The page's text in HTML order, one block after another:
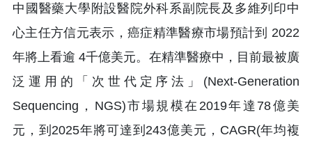
中國醫藥大學附設醫院外科系副院長及多維列印中
心主任方信元表示，癌症精準醫療市場預計到 2022
年將上看逾 4千億美元。在精準醫療中，目前最被廣
泛運用的「次世代定序法」(Next-Generation
Sequencing，NGS)市場規模在2019年達78億美
元，到2025年將可達到243億美元，CAGR(年均複